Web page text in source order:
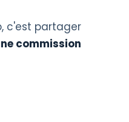
c'est partager
commission